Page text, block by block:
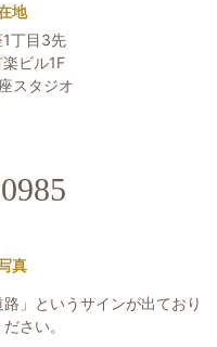
地
丁目3先
ビル1F
スタジオ
真
」というサインが出ており
さい。